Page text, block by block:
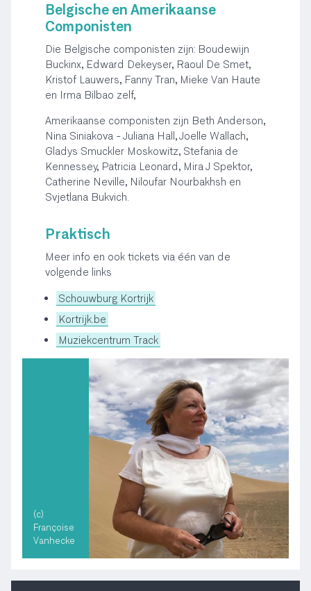
Belgische en Amerikaanse
Componisten
Die Belgische componisten zijn: Boudewijn
Buckinx, Edward Dekeyser, Raoul De Smet,
Kristof Lauwers, Fanny Tran, Mieke Van Haute
en Irma Bilbao zelf,
Amerikaanse componisten zijn Beth Anderson,
Nina Siniakova - Juliana Hall, Joelle Wallach,
Gladys Smuckler Moskowitz, Stefania de
Kennessey, Patricia Leonard, Mira J Spektor,
Catherine Neville, Niloufar Nourbakhsh en
Svjetlana Bukvich.
Praktisch
Meer info en ook tickets via één van de
volgende links
Schouwburg Kortrijk
Kortrijk.be
Muziekcentrum Track
(c)
Françoise
Vanhecke